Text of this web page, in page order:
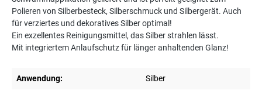
Polieren von Silberbesteck, Silberschmuck und Silbergerät. Auch
für verziertes und dekoratives Silber optimal!
Ein exzellentes Reinigungsmittel, das Silber strahlen lässt.
Mit integriertem Anlaufschutz für länger anhaltenden Glanz!
Anwendung: Silber